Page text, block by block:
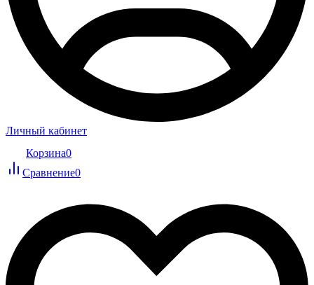
Личный кабинет
Корзина0
Сравнение0